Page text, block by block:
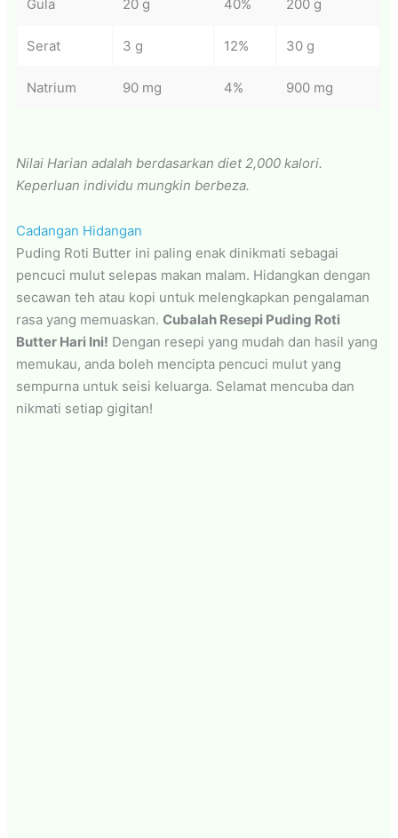
Gula 20 g 40% 200 g
Serat 3 g 12% 30 g
Natrium 90 mg 4% 900 mg
Nilai Harian adalah berdasarkan diet 2,000 kalori.
Keperluan individu mungkin berbeza.
Cadangan Hidangan
Puding Roti Butter ini paling enak dinikmati sebagai
pencuci mulut selepas makan malam. Hidangkan dengan
secawan teh atau kopi untuk melengkapkan pengalaman
rasa yang memuaskan.Cubalah Resepi Puding Roti
Butter Hari Ini! Dengan resepi yang mudah dan hasil yang
memukau, anda boleh mencipta pencuci mulut yang
sempurna untuk seisi keluarga. Selamat mencuba dan
nikmati setiap gigitan!